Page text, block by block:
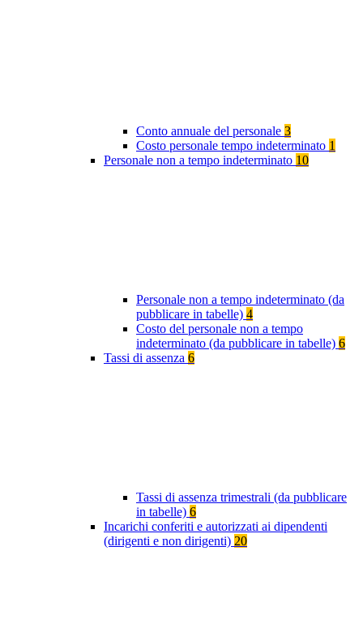
Conto annuale del personale 3
Costo personale tempo indeterminato 1
Personale non a tempo indeterminato 10
Personale non a tempo indeterminato (da
pubblicare in tabelle) 4
Costo del personale non a tempo
indeterminato (da pubblicare in tabelle) 6
Tassi di assenza 6
Tassi di assenza trimestrali (da pubblicare
in tabelle) 6
Incarichi conferiti e autorizzati ai dipendenti
(dirigenti e non dirigenti) 20